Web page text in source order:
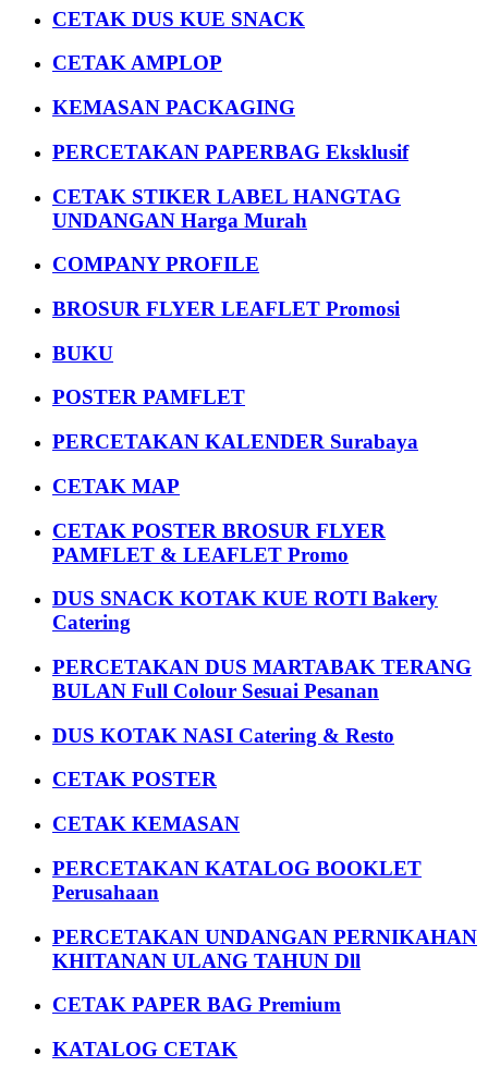
CETAK DUS KUE SNACK
CETAK AMPLOP
KEMASAN PACKAGING
PERCETAKAN PAPERBAG Eksklusif
CETAK STIKER LABEL HANGTAG
UNDANGAN Harga Murah
COMPANY PROFILE
BROSUR FLYER LEAFLET Promosi
BUKU
POSTER PAMFLET
PERCETAKAN KALENDER Surabaya
CETAK MAP
CETAK POSTER BROSUR FLYER
PAMFLET & LEAFLET Promo
DUS SNACK KOTAK KUE ROTI Bakery
Catering
PERCETAKAN DUS MARTABAK TERANG
BULAN Full Colour Sesuai Pesanan
DUS KOTAK NASI Catering & Resto
CETAK POSTER
CETAK KEMASAN
PERCETAKAN KATALOG BOOKLET
Perusahaan
PERCETAKAN UNDANGAN PERNIKAHAN
KHITANAN ULANG TAHUN Dll
CETAK PAPER BAG Premium
KATALOG CETAK